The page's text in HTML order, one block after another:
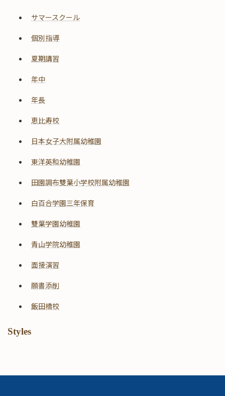
サマースクール
個別指導
夏期講習
年中
年長
恵比寿校
日本女子大附属幼稚園
東洋英和幼稚園
田園調布雙葉小学校附属幼稚園
白百合学園三年保育
雙葉学園幼稚園
青山学院幼稚園
面接演習
願書添削
飯田橋校
Styles